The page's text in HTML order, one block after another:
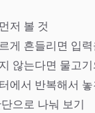
저 볼 것
게 흔들리면 입
않는다면 물고
에서 반복해서
으로 나눠 보기